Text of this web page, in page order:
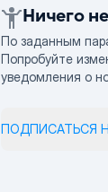
Ничего
По заданным
Попробуйте
уведомления о
ПОДПИСАТЬСЯ